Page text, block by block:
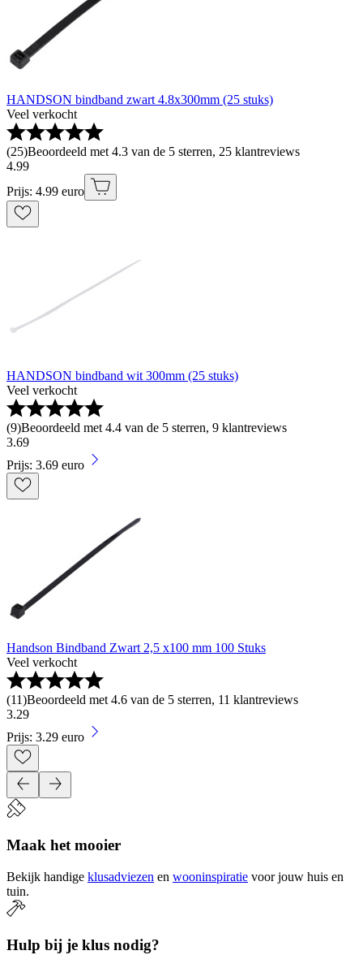
HANDSON bindband zwart 4.8x300mm (25 stuks)
Veel verkocht
(25)Beoordeeld met 4.3 van de 5 sterren, 25 klantreviews
4.99
Prijs: 4.99 euro
HANDSON bindband wit 300mm (25 stuks)
Veel verkocht
(9)Beoordeeld met 4.4 van de 5 sterren, 9 klantreviews
3.69
Prijs: 3.69 euro
Handson Bindband Zwart 2,5 x100 mm 100 Stuks
Veel verkocht
(11)Beoordeeld met 4.6 van de 5 sterren, 11 klantreviews
3.29
Prijs: 3.29 euro
Maak het mooier
Bekijk handige klusadviezen en wooninspiratie voor jouw huis en
tuin.
Hulp bij je klus nodig?